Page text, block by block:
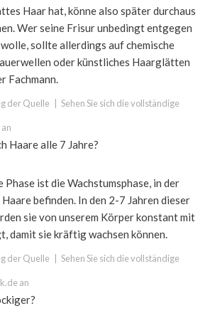
Haar hat, könne also später durchaus
Wer seine Frisur unbedingt entgegen
sollte allerdings auf chemische
oder künstliches Haarglätten
Fachmann.
der Quelle Sehen Sie sich die vollständige
Haare alle 7 Jahre?
ist die Wachstumsphase, in der
befinden. In den 2-7 Jahren dieser
sie von unserem Körper konstant mit
damit sie kräftig wachsen können.
der Quelle Sehen Sie sich die vollständige
an